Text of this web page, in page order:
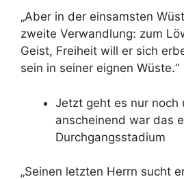
„Aber in der einsamsten
zweite Verwandlung: zum
Geist, Freiheit will er sich
sein in seiner eignen Wüste.“
Jetzt geht es nur noch
anscheinend war das
Durchgangsstadium
„Seinen letzten Herrn sucht